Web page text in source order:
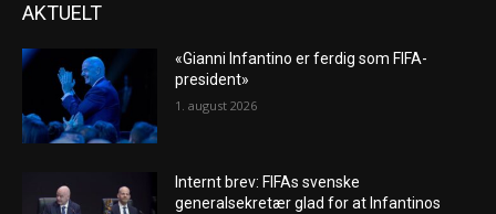
AKTUELT
«Gianni Infantino er ferdig som FIFA-
president»
1. august 2026
Internt brev: FIFAs svenske
generalsekretær glad for at Infantinos